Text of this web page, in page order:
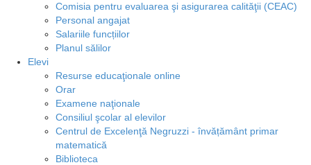
Comisia pentru evaluarea şi asigurarea calităţii (CEAC)
Personal angajat
Salariile funcțiilor
Planul sălilor
Elevi
Resurse educaţionale online
Orar
Examene naţionale
Consiliul şcolar al elevilor
Centrul de Excelenţă Negruzzi - învățământ primar
matematică
Biblioteca